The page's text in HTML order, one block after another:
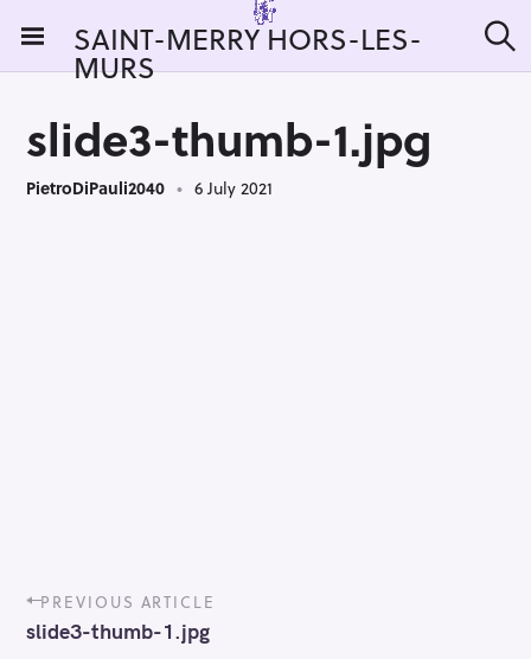
i
SAINT-MERRY HORS-LES-
MURS e
slide3-thumb-1.jpg
PietroDiPauli2040 6 July 2021
P
o
s
PREVIOUS ARTICLE
slide3-thumb-1.jpg